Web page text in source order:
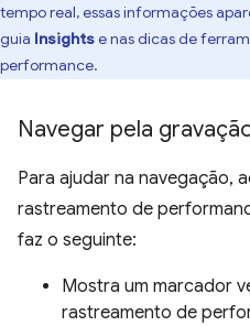
tempo real, essas informações
guia Insightse nas dicas de
performance.
Navegar pela
Para ajudar na navegação,
rastreamento de
faz o seguinte:
Mostra um marcador
rastreamento de